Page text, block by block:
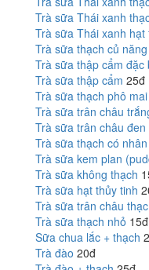
Trà sữa Thái xanh
Trà sữa Thái xanh hạt
Trà sữa thạch củ năng
Trà sữa thập cẩm đặc
Trà sữa thập cẩm 25đ
Trà sữa thạch phô mai
Trà sữa trân châu
Trà sữa trân châu đen
Trà sữa thạch có nhân
Trà sữa kem plan
Trà sữa không thạch
Trà sữa hạt thủy tinh
Trà sữa trân châu
Trà sữa thạch nhỏ 15đ
Sữa chua lắc + thạch
Trà đào 20đ